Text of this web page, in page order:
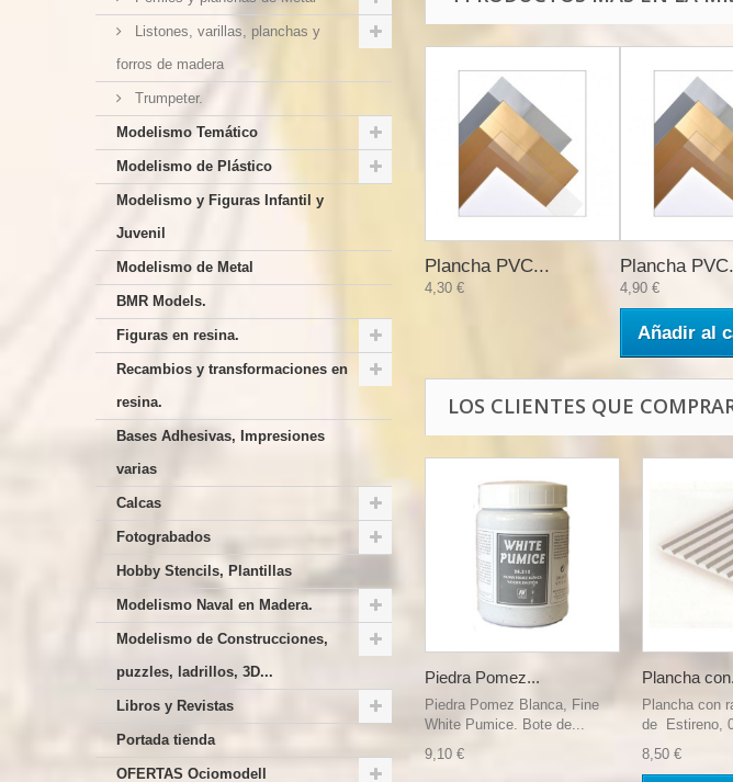
Listones, varillas, planchas y
forros de madera
Trumpeter.
Modelismo Temático
Modelismo de Plástico
Modelismo y Figuras Infantil y
Juvenil
Modelismo de Metal
BMR Models.
Figuras en resina.
Recambios y transformaciones en
resina.
Bases Adhesivas, Impresiones
varias
Calcas
Fotograbados
Hobby Stencils, Plantillas
Modelismo Naval en Madera.
Modelismo de Construcciones,
puzzles, ladrillos, 3D...
Libros y Revistas
Portada tienda
OFERTAS Ociomodell
Plancha PVC...
4,30 €
Plancha
4,90 €
Añadir al
LOS CLIENTES QUE
Piedra Pomez...
Piedra Pomez Blanca, Fine
White Pumice. Bote de...
9,10 €
Plancha
Plancha con
de Estireno,
8,50 €